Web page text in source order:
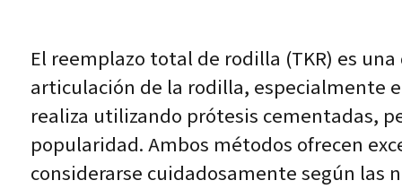
El reemplazo total de rodilla (TKR) es
articulación de la rodilla, especialmente
realiza utilizando prótesis cementadas,
popularidad. Ambos métodos ofrecen
considerarse cuidadosamente según las